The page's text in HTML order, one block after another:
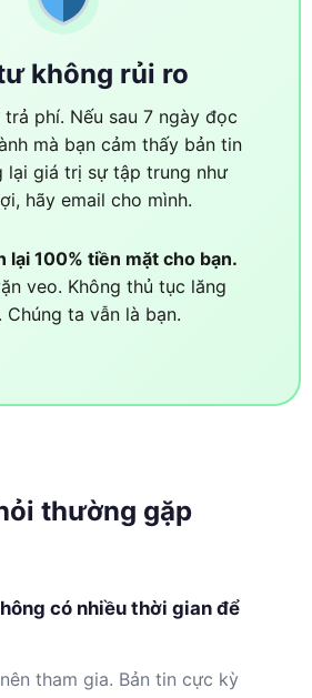
không rủi ro
phí. Nếu sau 7 ngày đọc
mà bạn cảm thấy bản tin
lại giá trị sự tập trung như
hãy email cho mình.
lại 100% tiền mặt cho bạn.
veo. Không thủ tục lăng
Chúng ta vẫn là bạn.
thường gặp
có nhiều thời gian để
tham gia. Bản tin cực kỳ